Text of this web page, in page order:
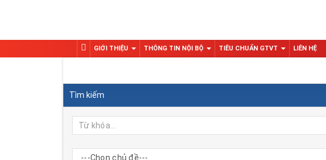
GIỚI THIỆU THÔNG TIN NỘI BỘ TIÊU CHUẨN GTVT LIÊN HỆ
Tìm kiếm